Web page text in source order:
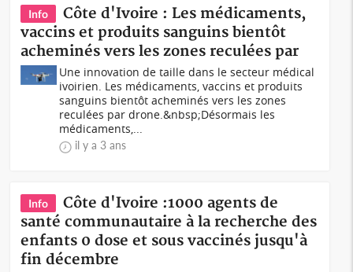
Info
Côte d'Ivoire : Les médicaments,
vaccins et produits sanguins bientôt
acheminés vers les zones reculées par
Une innovation de taille dans le secteur médical
ivoirien. Les médicaments, vaccins et produits
sanguins bientôt acheminés vers les zones
reculées par drone.&nbsp;Désormais les
médicaments,...
il y a 3 ans
Info
Côte d'Ivoire :1000 agents de
santé communautaire à la recherche des
enfants 0 dose et sous vaccinés jusqu'à
fin décembre